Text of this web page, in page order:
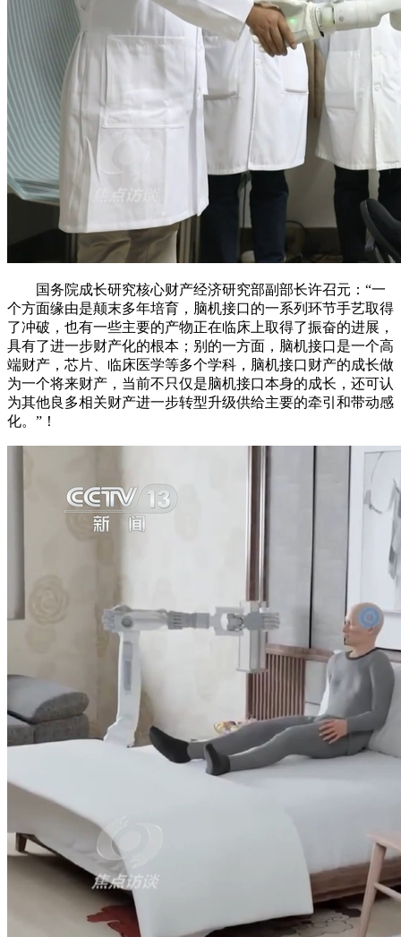
国务院成长研究核心财产经济研究部副部长许召元：“一
个方面缘由是颠末多年培育，脑机接口的一系列环节手艺取得
了冲破，也有一些主要的产物正在临床上取得了振奋的进展，
具有了进一步财产化的根本；别的一方面，脑机接口是一个高
端财产，芯片、临床医学等多个学科，脑机接口财产的成长做
为一个将来财产，当前不只仅是脑机接口本身的成长，还可认
为其他良多相关财产进一步转型升级供给主要的牵引和带动感
化。”！